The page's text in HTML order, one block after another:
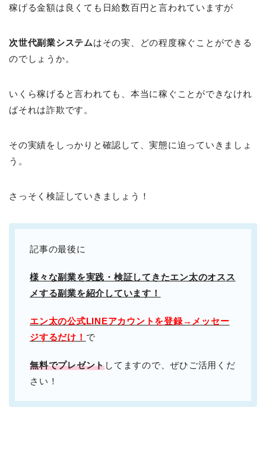
稼げる金額は良くても日給数百円と言われていますが
次世代副業システムはその実、どの程度稼ぐことができる
のでしょうか。
いくら稼げると言われても、本当に稼ぐことができなけれ
ばそれは詐欺です。
その実績をしっかりと確認して、実態に迫っていきましょ
う。
さっそく検証していきましょう！
記事の最後に
様々な副業を実践・検証してきたエン太のオスス
メする副業を紹介しています！
エン太の公式LINEアカウントを登録→メッセー
ジするだけ！ で
無料でプレゼントしてますので、ぜひご活用くだ
さい！